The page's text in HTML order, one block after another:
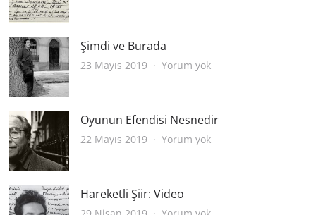
Şimdi ve Burada
23 Mayıs 2019 Yorum yokŞimdi
Oyunun Efendisi Nesnedir
22 Mayıs 2019 Yorum yokOyunun
Hareketli Şiir: Video